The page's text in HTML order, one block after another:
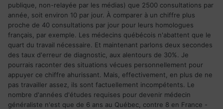
publique, non-relayée par les médias) que 2500 consultations par
année, soit environ 10 par jour. À comparer à un chiffre plus
proche de 40 consultations par jour pour leurs homologues
français, par exemple. Les médecins québécois n'abattent que le
quart du travail nécessaire. Et maintenant parlons deux secondes
des taux d'erreur de diagnostic, aux alentours de 30%. Je
pourrais raconter des situations vécues personnellement pour
appuyer ce chiffre ahurissant. Mais, effectivement, en plus de ne
pas travailler assez, ils sont factuellement incompétents. Le
nombre d'années d'études requises pour devenir médecin
généraliste n'est que de 6 ans au Québec, contre 8 en France -